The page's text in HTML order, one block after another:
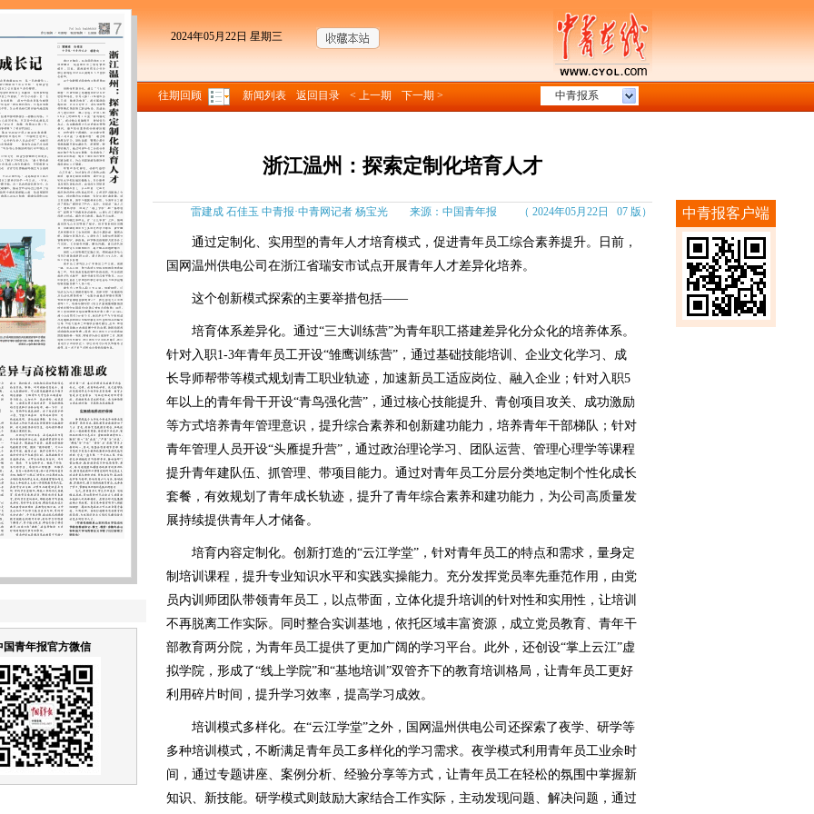
中青报客户端
国青年报官方微信
2024年05月22日 星期三
往期回顾 新闻列表 返回目录 < 上一期 下一期 > 中青报系
浙江温州：探索定制化培育人才
雷建成 石佳玉 中青报·中青网记者 杨宝光 来源：中国青年报 （ 2024年05月22日 07 版）
通过定制化、实用型的青年人才培育模式，促进青年员工综合素养提升。日前，
国网温州供电公司在浙江省瑞安市试点开展青年人才差异化培养。
这个创新模式探索的主要举措包括——
培育体系差异化。通过“三大训练营”为青年职工搭建差异化分众化的培养体系。
针对入职1-3年青年员工开设“雏鹰训练营”，通过基础技能培训、企业文化学习、成
长导师帮带等模式规划青工职业轨迹，加速新员工适应岗位、融入企业；针对入职5
年以上的青年骨干开设“青鸟强化营”，通过核心技能提升、青创项目攻关、成功激励
等方式培养青年管理意识，提升综合素养和创新建功能力，培养青年干部梯队；针对
青年管理人员开设“头雁提升营”，通过政治理论学习、团队运营、管理心理学等课程
提升青年建队伍、抓管理、带项目能力。通过对青年员工分层分类地定制个性化成长
套餐，有效规划了青年成长轨迹，提升了青年综合素养和建功能力，为公司高质量发
展持续提供青年人才储备。
培育内容定制化。创新打造的“云江学堂”，针对青年员工的特点和需求，量身定
制培训课程，提升专业知识水平和实践实操能力。充分发挥党员率先垂范作用，由党
员内训师团队带领青年员工，以点带面，立体化提升培训的针对性和实用性，让培训
不再脱离工作实际。同时整合实训基地，依托区域丰富资源，成立党员教育、青年干
部教育两分院，为青年员工提供了更加广阔的学习平台。此外，还创设“掌上云江”虚
拟学院，形成了“线上学院”和“基地培训”双管齐下的教育培训格局，让青年员工更好
利用碎片时间，提升学习效率，提高学习成效。
培训模式多样化。在“云江学堂”之外，国网温州供电公司还探索了夜学、研学等
多种培训模式，不断满足青年员工多样化的学习需求。夜学模式利用青年员工业余时
间，通过专题讲座、案例分析、经验分享等方式，让青年员工在轻松的氛围中掌握新
知识、新技能。研学模式则鼓励大家结合工作实际，主动发现问题、解决问题，通过